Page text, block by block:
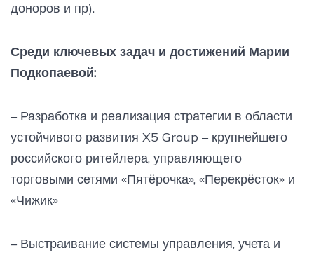
доноров и пр).
Среди ключевых задач и достижений Марии
Подкопаевой:
– Разработка и реализация стратегии в области
устойчивого развития X5 Group – крупнейшего
российского ритейлера, управляющего
торговыми сетями «Пятёрочка», «Перекрёсток» и
«Чижик»
– Выстраивание системы управления, учета и